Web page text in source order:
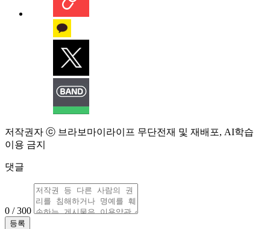
저작권자 ⓒ 브라보마이라이프 무단전재 및 재배포, AI학습
이용 금지
댓글
0 / 300